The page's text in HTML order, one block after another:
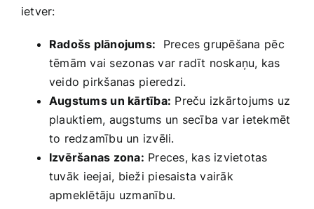
ietver:
Radošs plānojums: ⁤ Preces grupēšana⁣ pēc
tēmām‍ vai sezonas var radīt noskaņu,​ kas‌
veido pirkšanas ⁢pieredzi.
Augstums⁤ un​ kārtība: Preču ⁤izkārtojums uz⁤
plauktiem, augstums‍ un ⁣secība ​var ietekmēt
to redzamību un‌ izvēli.
Izvēršanas zona: Preces, ⁣kas izvietotas
tuvāk ⁤ieejai, bieži piesaista vairāk
apmeklētāju uzmanību.